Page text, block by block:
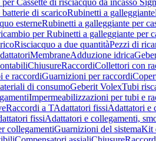
Cassette di risciacquo da incasso
di scaricoRubinetti a galleggiante
esterneRubinetti a galleggiante per
per Rubinetti a galleggiante per
Risciacquo a due quantitàPezzi di
MembraneAdduzione idrica
ChiusureRaccordiCollettori con
e raccordiGuarnizioni per raccordi
di consumoGeberit VolexTubi
Impermeabilizzazioni per tubi e
Raccordi a TAdattatori fissiAdattatori e
fissiAdattatori e collegamenti,
collegamentiGuarnizioni del sistemaKit